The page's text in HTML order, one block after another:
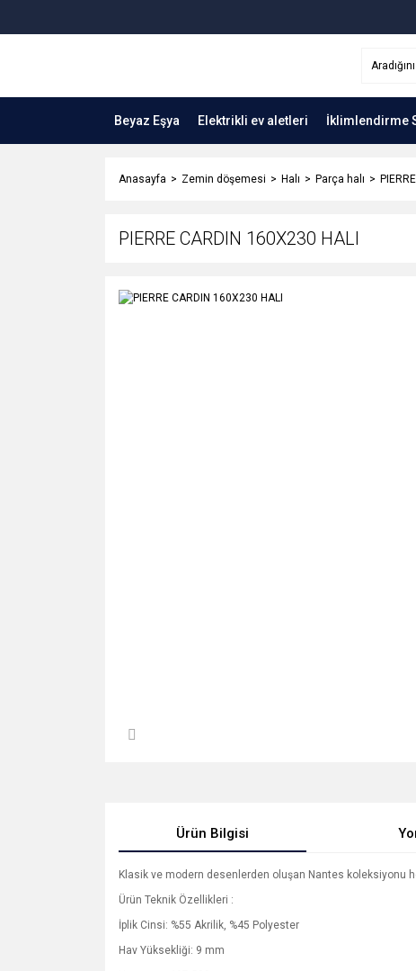
Beyaz Eşya Elektrikli ev aletleri İklimlendirme
Anasayfa Zemin döşemesi Halı Parça halı
PIERRE CARDIN 160X230 HALI
Ürün Bilgisi
Klasik ve modern desenlerden oluşan Nantes koleksiyonu
Ürün Teknik Özellikleri :
İplik Cinsi: %55 Akrilik, %45 Polyester
Hav Yüksekliği: 9 mm